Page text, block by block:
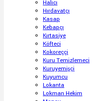
Halıcı
Hırdavatçı
Kasap
Kebapçı
Kırtasiye
Köfteci
Kokoreççi
Kuru Temizlemeci
Kuruyemişçi
Kuyumcu
Lokanta
Lokman Hekim